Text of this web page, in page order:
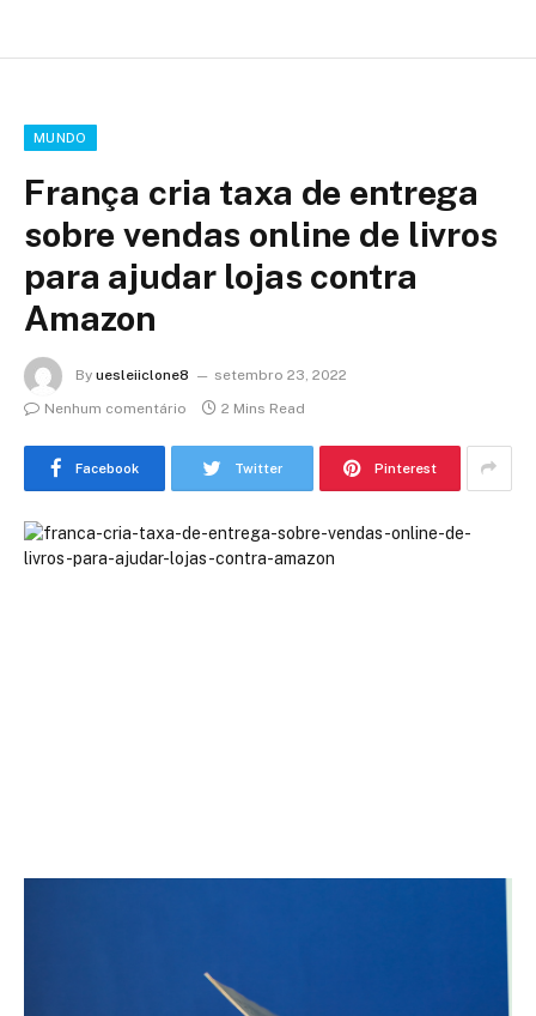
MUNDO
França cria taxa de entrega
sobre vendas online de livros
para ajudar lojas contra
Amazon
By uesleiiclone8
setembro 23, 2022
Nenhum comentário
2 Mins Read
Facebook Twitter Pinterest